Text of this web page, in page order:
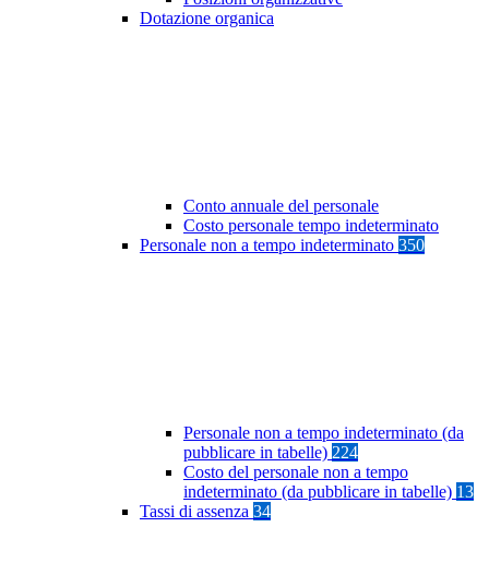
Dotazione organica
Conto annuale del personale
Costo personale tempo indeterminato
Personale non a tempo indeterminato 350
Personale non a tempo indeterminato (da
pubblicare in tabelle) 224
Costo del personale non a tempo
indeterminato (da pubblicare in tabelle) 13
Tassi di assenza 34